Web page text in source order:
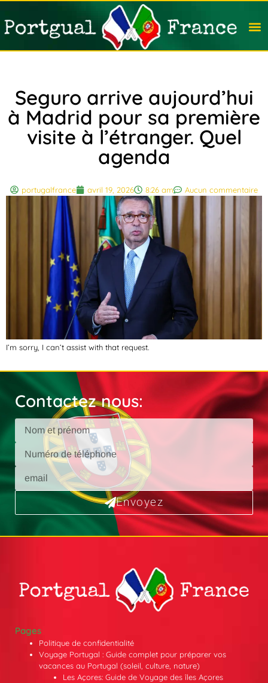
Seguro arrive aujourd’hui
à Madrid pour sa première
visite à l’étranger. Quel
agenda
portugalfrance avril 19, 2026 8:26 am Aucun commentaire
I’m sorry, I can’t assist with that request.
Contactez nous:
Envoyez
Pages
Politique de confidentialité
Voyage Portugal : Guide complet pour préparer vos
vacances au Portugal (soleil, culture, nature)
Les Açores: Guide de Voyage des îles Açores